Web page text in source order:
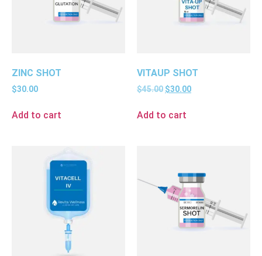
ZINC SHOT
$30.00
Add to cart
VITAUP SHOT
$45.00 $30.00
Add to cart